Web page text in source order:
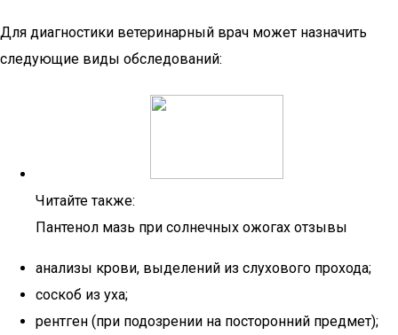
Для диагностики ветеринарный врач может назначить
следующие виды обследований:
Читайте также:
Пантенол мазь при солнечных ожогах отзывы
анализы крови, выделений из слухового прохода;
соскоб из уха;
рентген (при подозрении на посторонний предмет);